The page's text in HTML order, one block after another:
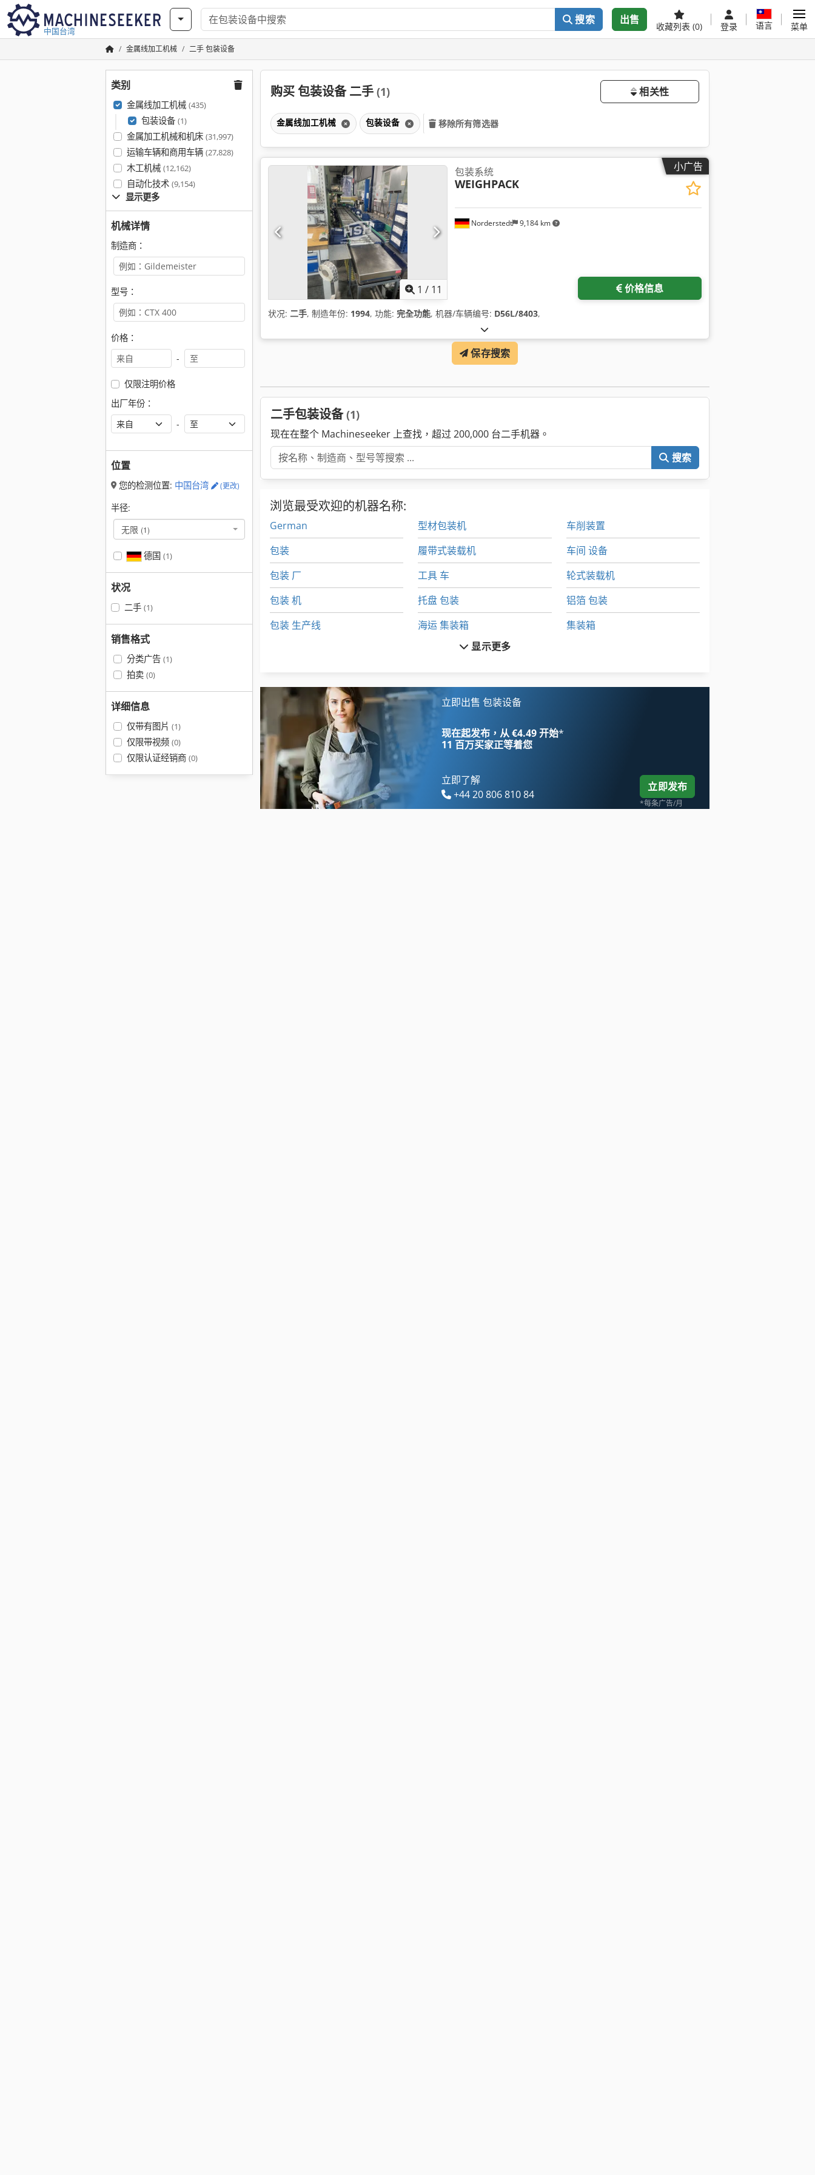
中国台湾
搜索 出售
收藏列表 (0) 登录 语言 菜单
金属线加工机械 二手 包装设备
类别
金属线加工机械 (435)
包装设备 (1)
金属加工机械和机床 (31,997)
运输车辆和商用车辆 (27,828)
木工机械 (12,162)
自动化技术 (9,154)
显示更多
机械详情
制造商：
型号：
价格：
-
仅限注明价格
出厂年份：
-
位置
您的检测位置: 中国台湾 (更改)
半径:
无限 (1)
德国 (1)
状况
二手 (1)
销售格式
分类广告 (1)
拍卖 (0)
详细信息
仅带有图片 (1)
仅限带视频 (0)
仅限认证经销商 (0)
购买 包装设备 二手 (1) 相关性
金属线加工机械 包装设备 移除所有筛选器
小广告
1 / 11
Norderstedt 9,184 km
包装系统
WEIGHPACK
价格信息
状况: 二手, 制造年份: 1994, 功能: 完全功能, 机器/车辆编号: D56L/8403,
保存搜索
二手包装设备(1)
现在在整个 Machineseeker 上查找，超过 200,000 台二手机器。
搜索
浏览最受欢迎的机器名称:
German
包装
包装 厂
包装 机
包装 生产线
包装机
型材包装机
履带式装载机
工具 车
托盘 包装
海运 集装箱
立式包装机
货架
货架 货架
车削装置
车间 设备
轮式装载机
铝箔 包装
集装箱
显示更多
立即出售 包装设备
现在起发布，从 €4.49 开始*
11 百万买家正等着您
立即了解
+44 20 806 810 84
立即发布
*每条广告/月